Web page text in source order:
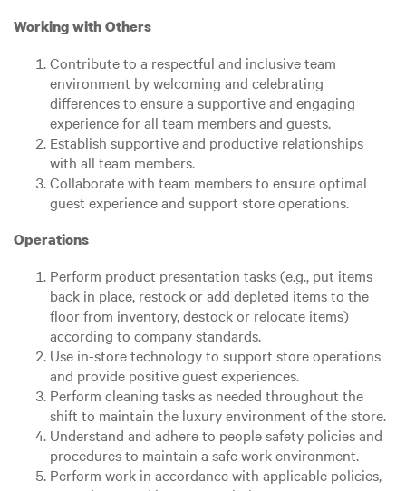
Working with Others
Contribute to a respectful and inclusive team
environment by welcoming and celebrating
differences to ensure a supportive and engaging
experience for all team members and guests.
Establish supportive and productive relationships
with all team members.
Collaborate with team members to ensure optimal
guest experience and support store operations.
Operations
Perform product presentation tasks (e.g., put items
back in place, restock or add depleted items to the
floor from inventory, destock or relocate items)
according to company standards.
Use in-store technology to support store operations
and provide positive guest experiences.
Perform cleaning tasks as needed throughout the
shift to maintain the luxury environment of the store.
Understand and adhere to people safety policies and
procedures to maintain a safe work environment.
Perform work in accordance with applicable policies,